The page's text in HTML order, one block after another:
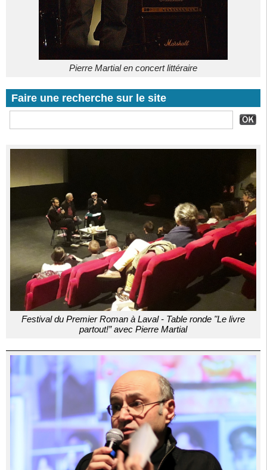
Pierre Martial en concert littéraire
Faire une recherche sur le site
Festival du Premier Roman à Laval - Table ronde "Le livre
partout!” avec Pierre Martial